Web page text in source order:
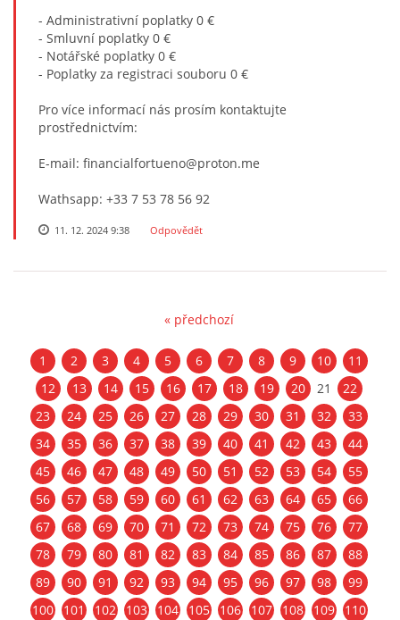
- Administrativní poplatky 0 €
- Smluvní poplatky 0 €
- Notářské poplatky 0 €
- Poplatky za registraci souboru 0 €
Pro více informací nás prosím kontaktujte
prostřednictvím:
E-mail: financialfortueno@proton.me
Wathsapp: +33 7 53 78 56 92
11. 12. 2024 9:38 Odpovědět
« předchozí
1 2 3 4 5 6 7 8 9 10
11
12
13 14 15 16 17 18 19 20 21
22
23
24 25 26 27 28 29 30 31 32
33
34
35 36 37 38 39 40 41 42 43
44
45
46 47 48 49 50 51 52 53 54
55
56
57 58 59 60 61 62 63 64 65
66
67
68 69 70 71 72 73 74 75 76
77
78
79 80 81 82 83 84 85 86 87
88
89
90 91 92 93 94 95 96 97 98
99
100 101 102 103 104 105 106 107 108 109 110